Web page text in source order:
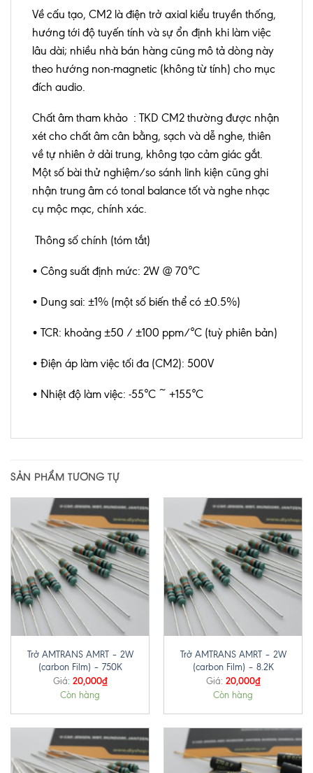
Về cấu tạo, CM2 là điện trở axial kiểu truyền thống,
hướng tới độ tuyến tính và sự ổn định khi làm việc
lâu dài; nhiều nhà bán hàng cũng mô tả dòng này
theo hướng non-magnetic (không từ tính) cho mục
đích audio.
Chất âm tham khảo : TKD CM2 thường được nhận
xét cho chất âm cân bằng, sạch và dễ nghe, thiên
về tự nhiên ở dải trung, không tạo cảm giác gắt.
Một số bài thử nghiệm/so sánh linh kiện cũng ghi
nhận trung âm có tonal balance tốt và nghe nhạc
cụ mộc mạc, chính xác.
Thông số chính (tóm tắt)
• Công suất định mức: 2W @ 70°C
• Dung sai: ±1% (một số biến thể có ±0.5%)
• TCR: khoảng ±50 / ±100 ppm/°C (tuỳ phiên bản)
• Điện áp làm việc tối đa (CM2): 500V
• Nhiệt độ làm việc: -55°C ~ +155°C
SẢN PHẨM TƯƠNG TỰ
Trở AMTRANS AMRT – 2W
(carbon Film) – 750K
Giá: 20,000₫
Còn hàng
Trở AMTRANS AMRT – 2W
(carbon Film) – 8.2K
Giá: 20,000₫
Còn hàng